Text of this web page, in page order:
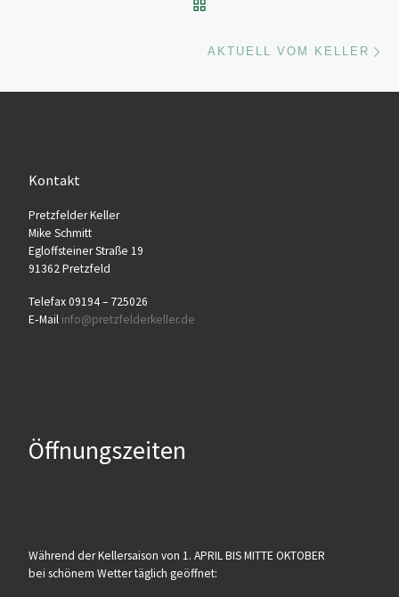
AKTUELL VOM KELLER
Kontakt
Pretz­fel­der Keller
Mike Schmitt
Egloff­stei­ner Stra­ße 19
91362 Pretzfeld
Tele­fax 09194 – 725026
E‑Mail info@​pretzfelderkeller.​de
Öffnungszeiten
Wäh­rend der Kel­ler­sai­son von 1. APRIL BIS MITTE OKTOBER
bei schö­nem Wet­ter täg­lich geöffnet: